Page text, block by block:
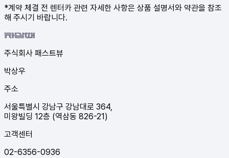
*계약 체결 전 렌터카 관련 자세한 사항은 상품 설명서와 약관을 참조
해 주시기 바랍니다.
주식회사 패스트뷰
박상우
주소
서울특별시 강남구 강남대로 364,
미왕빌딩 12층 (역삼동 826-21)
고객센터
02-6356-0936